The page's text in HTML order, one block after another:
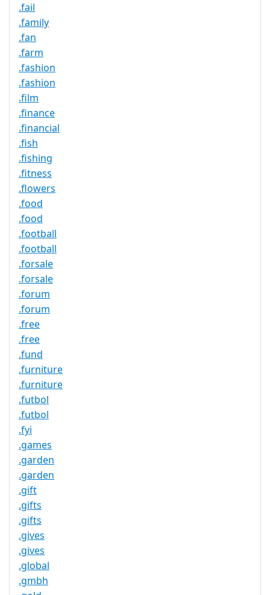
.fail
.family
.fan
.farm
.fashion
.fashion
.film
.finance
.financial
.fish
.fishing
.fitness
.flowers
.food
.food
.football
.football
.forsale
.forsale
.forum
.forum
.free
.free
.fund
.furniture
.furniture
.futbol
.futbol
.fyi
.games
.garden
.garden
.gift
.gifts
.gifts
.gives
.gives
.global
.gmbh